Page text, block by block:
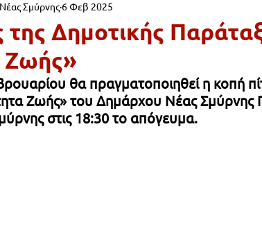
& ΑΠΟΨΕΙΣ
& ΔΡΟΜΟΙ ΕΡΓΑ & ΥΠΟΔΟΜΕΣ
της Δημοτικής
Ζωής»
Σμύρνης 6 Φεβ 2025
θα πραγματοποιηθεί η κοπή
Ζωής» του Δημάρχου Νέας Σμύρνης
στις 18:30 το απόγευμα.